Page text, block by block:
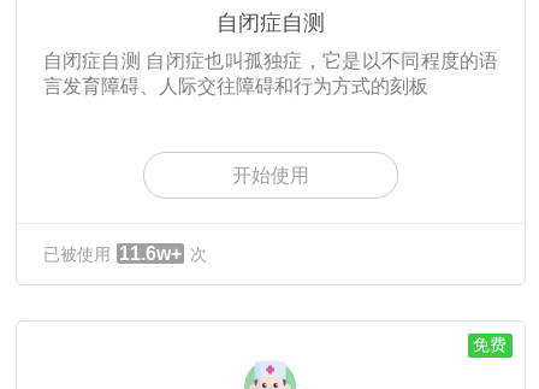
自闭症自测
自闭症自测 自闭症也叫孤独症，它是以不同程度的语
言发育障碍、人际交往障碍和行为方式的刻板
开始使用
已被使用 11.6w+ 次
免费